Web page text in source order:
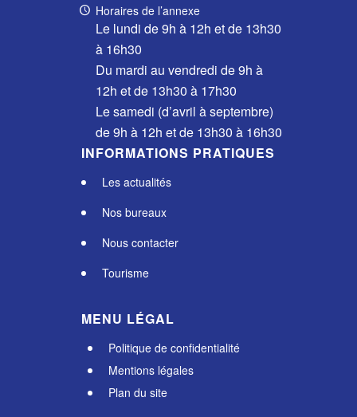
Horaires de l’annexe
Le lundi de 9h à 12h et de 13h30
à 16h30
Du mardi au vendredi de 9h à
12h et de 13h30 à 17h30
Le samedi (d’avril à septembre)
de 9h à 12h et de 13h30 à 16h30
INFORMATIONS PRATIQUES
Les actualités
Nos bureaux
Nous contacter
Tourisme
MENU LÉGAL
Politique de confidentialité
Mentions légales
Plan du site